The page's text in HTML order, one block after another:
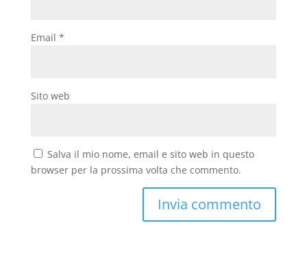
Email *
Sito web
Salva il mio nome, email e sito web in questo
browser per la prossima volta che commento.